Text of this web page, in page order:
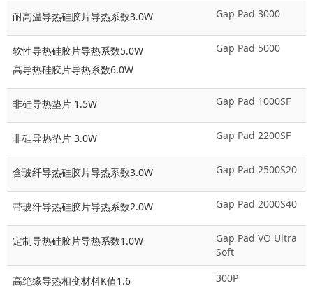
耐高温导热硅胶片导热系数3.0W Gap Pad 3000
软性导热硅胶片导热系数5.0W
高导热硅胶片导热系数6.0W
Gap Pad 5000
非硅导热垫片 1.5W Gap Pad 1000SF
非硅导热垫片 3.0W Gap Pad 2200SF
含玻纤导热硅胶片导热系数3.0W Gap Pad 2500S20
带玻纤导热硅胶片导热系数2.0W Gap Pad 2000S40
定制导热硅胶片导热系数1.0W
Gap Pad VO Ultra
Soft
高绝缘导热相变材料K值1.6 300P